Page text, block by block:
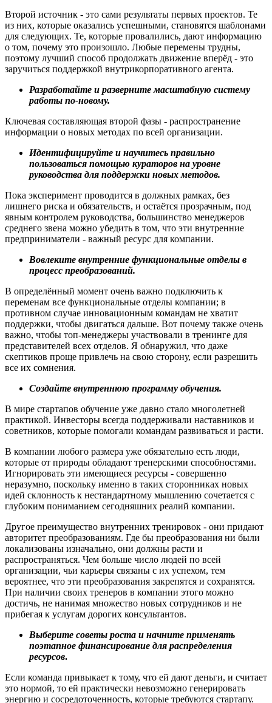
Второй источник - это сами результаты первых проектов. Те
из них, которые оказались успешными, становятся шаблонами
для следующих. Те, которые провалились, дают информацию
о том, почему это произошло. Любые перемены трудны,
поэтому лучший способ продолжать движение вперёд - это
заручиться поддержкой внутрикорпоративного агента.
Разработайте и разверните масштабную систему
работы по-новому.
Ключевая составляющая второй фазы - распространение
информации о новых методах по всей организации.
Идентифицируйте и научитесь правильно
пользоваться помощью кураторов на уровне
руководства для поддержки новых методов.
Пока эксперимент проводится в должных рамках, без
лишнего риска и обязательств, и остаётся прозрачным, под
явным контролем руководства, большинство менеджеров
среднего звена можно убедить в том, что эти внутренние
предприниматели - важный ресурс для компании.
Вовлеките внутренние функциональные отделы в
процесс преобразований.
В определённый момент очень важно подключить к
переменам все функциональные отделы компании; в
противном случае инновационным командам не хватит
поддержки, чтобы двигаться дальше. Вот почему также очень
важно, чтобы топ-менеджеры участвовали в тренинге для
представителей всех отделов. Я обнаружил, что даже
скептиков проще привлечь на свою сторону, если разрешить
все их сомнения.
Создайте внутреннюю программу обучения.
В мире стартапов обучение уже давно стало многолетней
практикой. Инвесторы всегда поддерживали наставников и
советников, которые помогали командам развиваться и расти.
В компании любого размера уже обязательно есть люди,
которые от природы обладают тренерскими способностями.
Игнорировать эти имеющиеся ресурсы - совершенно
неразумно, поскольку именно в таких сторонниках новых
идей склонность к нестандартному мышлению сочетается с
глубоким пониманием сегодняшних реалий компании.
Другое преимущество внутренних тренировок - они придают
авторитет преобразованиям. Где бы преобразования ни были
локализованы изначально, они должны расти и
распространяться. Чем больше число людей по всей
организации, чьи карьеры связаны с их успехом, тем
вероятнее, что эти преобразования закрепятся и сохранятся.
При наличии своих тренеров в компании этого можно
достичь, не нанимая множество новых сотрудников и не
прибегая к услугам дорогих консультантов.
Выберите советы роста и начните применять
поэтапное финансирование для распределения
ресурсов.
Если команда привыкает к тому, что ей дают деньги, и считает
это нормой, то ей практически невозможно генерировать
энергию и сосредоточенность, которые требуются стартапу.